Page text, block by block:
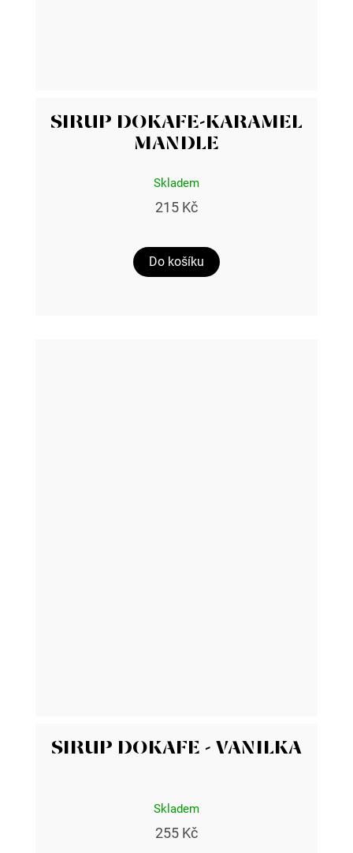
SIRUP DOKAFE-KARAMEL
MANDLE
Skladem
215 Kč
Do košíku
SIRUP DOKAFE - VANILKA
Skladem
255 Kč